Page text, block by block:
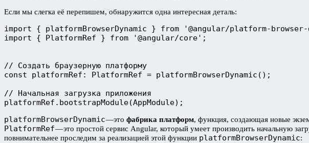
Если мы слегка её перепишем, обнаружится одна интересная деталь:
import { platformBrowserDynamic } from '@angular/platform-browser-
import { PlatformRef } from '@angular/core';
// Создать браузерную платформу
const platformRef: PlatformRef = platformBrowserDynamic();
// Начальная загрузка приложения
platformRef.bootstrapModule(AppModule);
platformBrowserDynamic—это фабрика платформ, функция, создающая новые
PlatformRef— это простой сервис Angular, который умеет производить начальную
повнимательнее проследим за реализацией этой функции platformBrowserDynamic: